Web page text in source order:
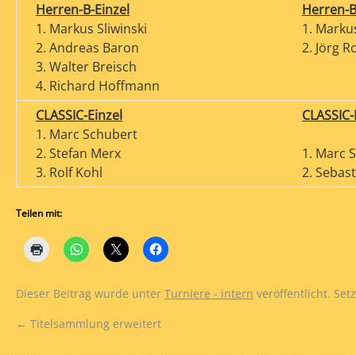
Herren-B-Einzel
1. Markus Sliwinski
2. Andreas Baron
3. Walter Breisch
4. Richard Hoffmann
Herren-
1.
2. Jörg
CLASSIC-Einzel
1. Marc Schubert
2. Stefan Merx
3. Rolf Kohl
1. Marc
2.
Teilen mit:
Dieser Beitrag wurde unter Turniere - intern veröffentlicht.
← Titelsammlung erweitert